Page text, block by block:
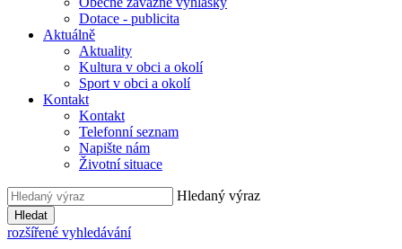
Dotace - publicita
Aktuálně
Aktuality
Kultura v obci a okolí
Sport v obci a okolí
Kontakt
Kontakt
Telefonní seznam
Napište nám
Životní situace
Hledaný výraz
Hledat
rozšířené vyhledávání